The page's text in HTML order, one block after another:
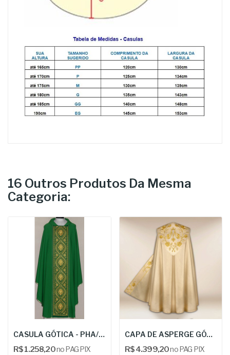
16 Outros Produtos Da Mesma
Categoria:
CASULA GÓTICA - PHA/081
R$ 1.258,20no PAG PIX
CAPA DE ASPERGE GÓTICA MARIANA - URB: „Santuario”
R$ 4.399,20no PAG PIX